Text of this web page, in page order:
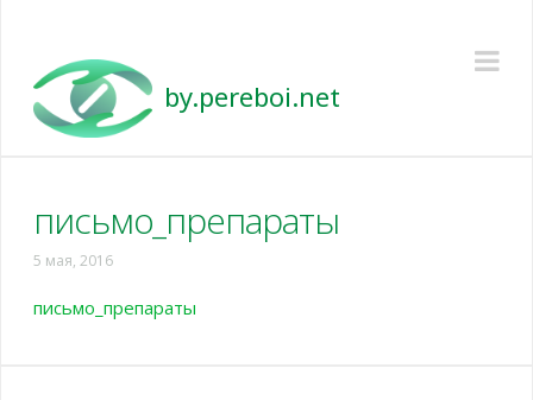
Pereboi
письмо_препараты
5 мая, 2016
письмо_препараты